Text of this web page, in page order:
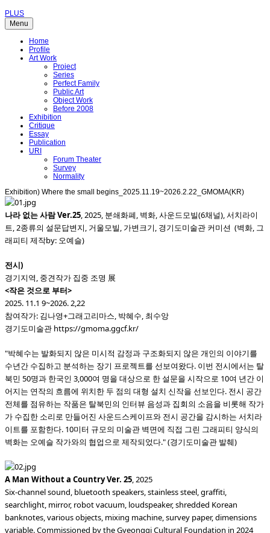
PLUS
Menu
Home
Profile
Art Work
Project
Series
Perfect Family
Public Art
Object Work
Before 2008
Exhibition
Critique
Essay
Publication
URI
Forum Theater
Survey
Normality
Exhibition) Where the small begins_2025.11.19~2026.2.22_GMOMA(KR)
나라 없는 사람 Ver.25, 2025, 분쇄화폐, 벽화, 사운드모빌(6채널), 서치라이
트, 2종류의 설문답변지, 거울모빌, 가변크기, 경기도미술관 커미션 (벽화, 그
래피티 제작by: 오예슬)
전시)
경기지역, 중견작가 집중 조명 展
<작은 것으로 부터>
2025. 11.1 9~2026. 2,22
참여작가: 김나영+그래고리마스, 박혜수, 최수앙
경기도미술관 https://gmoma.ggcf.kr/
"박혜수는 발화되지 않은 미시적 감정과 구조화되지 않은 개인의 이야기를
수년간 수집하고 분석하는 장기 프로젝트를 선보여왔다. 이번 전시에서는 탈
북민 50명과 한국인 3,000여 명을 대상으로 한 설문을 시작으로 10여 년간 이
어지는 연작의 흐름에 위치한 두 점의 대형 설치 신작을 선보인다. 전시 공간
전체를 점유하는 작품은 탈북민의 인터뷰 음성과 집회의 소음을 비롯해 작가
가 수집한 소리로 만들어진 사운드스케이프와 전시 공간을 감시하는 서치라
이트를 포함한다. 10미터 규모의 미술관 벽면에 직접 그린 그래피티 양식의
벽화는 오예슬 작가와의 협업으로 제작되었다." (경기도미술관 발췌)
A Man Without a Country Ver. 25, 2025
Six-channel sound, bluetooth speakers, stainless steel, graffiti,
searchlight, mirror, robot vacuum, loudspeaker, shredded Korean
banknotes, various objects, mixing machine, survey paper, dimensions
variable. Commissioned by the Gyeonggi Cultural Foundation in 2024